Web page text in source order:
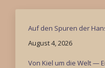
Auf den Spuren der
August 4, 2026
Von Kiel um die Welt —